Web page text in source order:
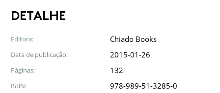
DETALHE
Editora: Chiado Books
Data de publicação: 2015-01-26
Páginas: 132
ISBN: 978-989-51-3285-0